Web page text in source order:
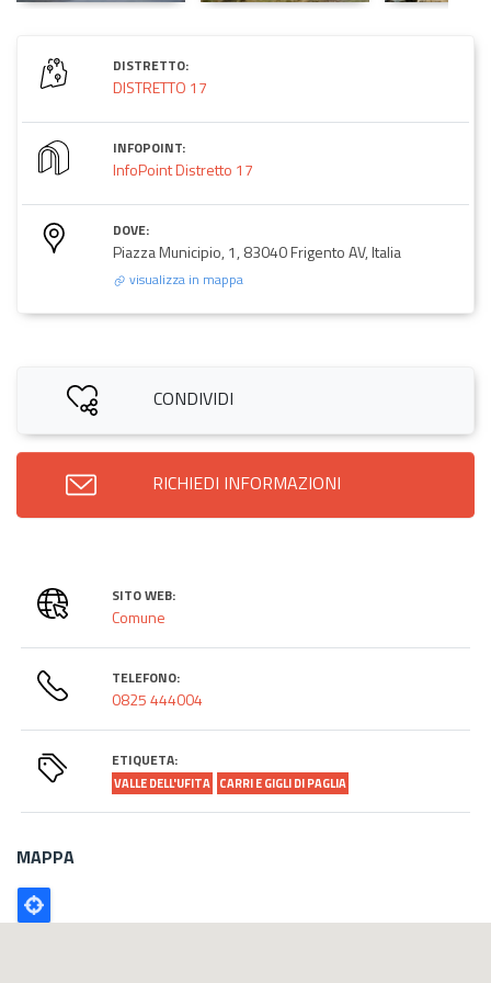
DISTRETTO:
DISTRETTO 17
INFOPOINT:
InfoPoint Distretto 17
DOVE:
Piazza Municipio, 1, 83040 Frigento AV, Italia
visualizza in mappa
CONDIVIDI
RICHIEDI INFORMAZIONI
SITO WEB:
Comune
TELEFONO:
0825 444004
ETIQUETA:
VALLE DELL'UFITA CARRI E GIGLI DI PAGLIA
MAPPA
Poligono
GEO